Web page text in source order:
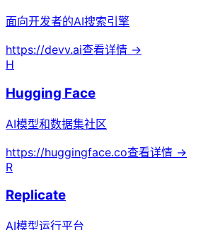
面向开发者的AI搜索引擎
https://devv.ai查看详情 →
H
Hugging Face
AI模型和数据集社区
https://huggingface.co查看详情 →
R
Replicate
AI模型运行平台